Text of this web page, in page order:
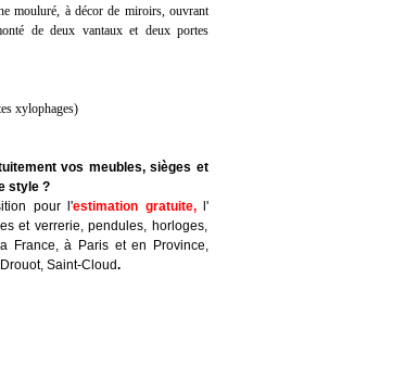
mouluré, à décor de miroirs, ouvrant
de deux vantaux et deux portes
xylophages)
vos meubles, sièges et
style ?
pour l'estimation gratuite,
l'
et verrerie, pendules, horloges,
France, à Paris et en Province,
Saint-Cloud.